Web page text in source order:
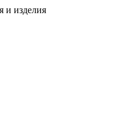
изделия